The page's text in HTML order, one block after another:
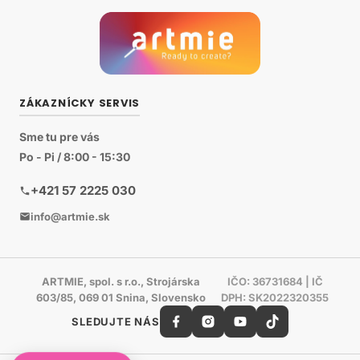
ZÁKAZNÍCKY SERVIS
Sme tu pre vás
Po - Pi / 8:00 - 15:30
+421 57 2225 030
info@artmie.sk
ARTMIE, spol. s r.o., Strojárska
603/85, 069 01 Snina, Slovensko
IČO: 36731684 | IČ
DPH: SK2022320355
SLEDUJTE NÁS